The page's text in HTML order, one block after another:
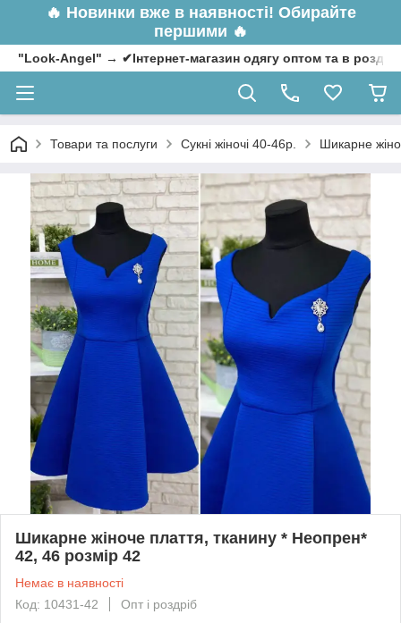
🔥 Новинки вже в наявності! Обирайте
першими 🔥
"Look-Angel" → ✔Інтернет-магазин одягу оптом та в
Товари та послуги Сукні жіночі 40-46р. Шикарне
Шикарне жіноче плаття, тканину * Неопрен*
42, 46 розмір 42
Немає в наявності
Код: 10431-42
Опт і роздріб